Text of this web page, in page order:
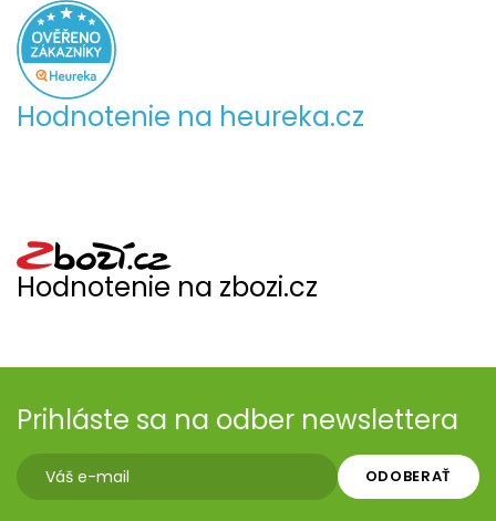
Hodnotenie na heureka.cz
Hodnotenie na zbozi.cz
Prihláste sa na odber newslettera
ODOBERAŤ